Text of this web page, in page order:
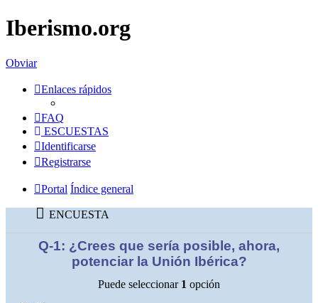
Iberismo.org
Obviar
Enlaces rápidos
FAQ
ESCUESTAS
Identificarse
Registrarse
Portal Índice general
ENCUESTA
Q-1: ¿Crees que sería posible, ahora,
potenciar la Unión Ibérica?
Puede seleccionar 1 opción